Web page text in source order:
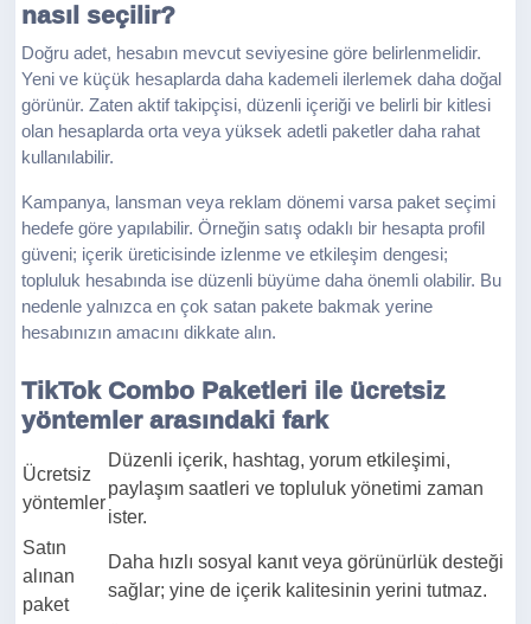
nasıl seçilir?
Doğru adet, hesabın mevcut seviyesine göre belirlenmelidir.
Yeni ve küçük hesaplarda daha kademeli ilerlemek daha doğal
görünür. Zaten aktif takipçisi, düzenli içeriği ve belirli bir kitlesi
olan hesaplarda orta veya yüksek adetli paketler daha rahat
kullanılabilir.
Kampanya, lansman veya reklam dönemi varsa paket seçimi
hedefe göre yapılabilir. Örneğin satış odaklı bir hesapta profil
güveni; içerik üreticisinde izlenme ve etkileşim dengesi;
topluluk hesabında ise düzenli büyüme daha önemli olabilir. Bu
nedenle yalnızca en çok satan pakete bakmak yerine
hesabınızın amacını dikkate alın.
TikTok Combo Paketleri ile ücretsiz
yöntemler arasındaki fark
Ücretsiz
yöntemler
Düzenli içerik, hashtag, yorum etkileşimi,
paylaşım saatleri ve topluluk yönetimi zaman
ister.
Satın
alınan
paket
Daha hızlı sosyal kanıt veya görünürlük desteği
sağlar; yine de içerik kalitesinin yerini tutmaz.